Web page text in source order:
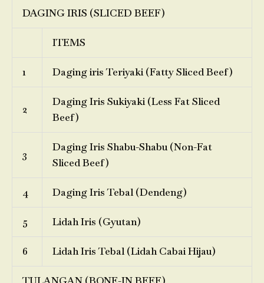
DAGING IRIS (SLICED BEEF)
ITEMS
1 Daging iris Teriyaki (Fatty Sliced Beef)
2
Daging Iris Sukiyaki (Less Fat Sliced
Beef)
3
Daging Iris Shabu-Shabu (Non-Fat
Sliced Beef)
4 Daging Iris Tebal (Dendeng)
5 Lidah Iris (Gyutan)
6 Lidah Iris Tebal (Lidah Cabai Hijau)